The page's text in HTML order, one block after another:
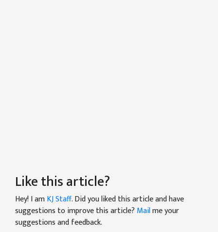
Like this article?
Hey! I amKJ Staff. Did you liked this article and have
suggestions to improve this article? Mailme your
suggestions and feedback.